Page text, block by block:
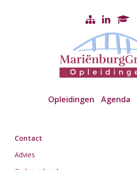
Opleidingen Agenda
Contact
Advies